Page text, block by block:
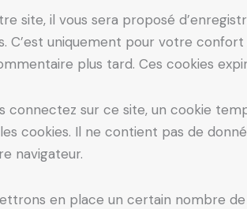
site, il vous sera proposé
C’est uniquement pour votre
plus tard. Ces cookies
connectez sur ce site, un cookie
cookies. Il ne contient pas de
navigateur.
en place un certain nombre